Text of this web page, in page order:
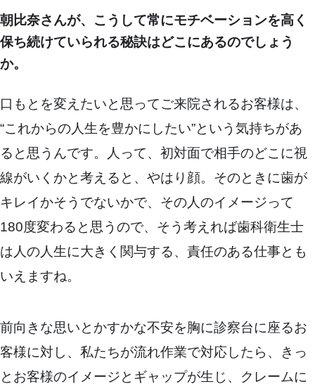
朝比奈さんが、こうして常にモチベーションを高く
保ち続けていられる秘訣はどこにあるのでしょう
か。
口もとを変えたいと思ってご来院されるお客様は、
“これからの人生を豊かにしたい”という気持ちがあ
ると思うんです。人って、初対面で相手のどこに視
線がいくかと考えると、やはり顔。そのときに歯が
キレイかそうでないかで、その人のイメージって
180度変わると思うので、そう考えれば歯科衛生士
は人の人生に大きく関与する、責任のある仕事とも
いえますね。
前向きな思いとかすかな不安を胸に診察台に座るお
客様に対し、私たちが流れ作業で対応したら、きっ
とお客様のイメージとギャップが生じ、クレームに